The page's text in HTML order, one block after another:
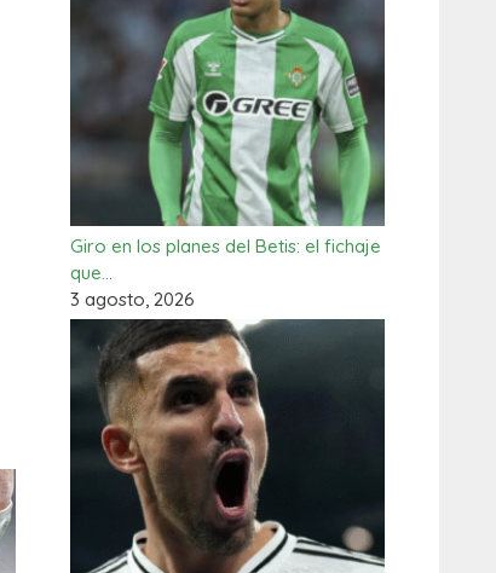
Giro en los planes del Betis: el fichaje
que…
3 agosto, 2026